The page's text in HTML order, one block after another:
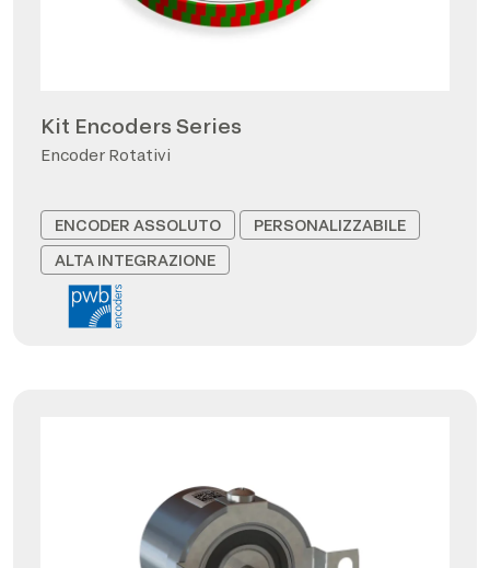
Kit Encoders Series
Encoder Rotativi
ENCODER ASSOLUTO
PERSONALIZZABILE
ALTA INTEGRAZIONE